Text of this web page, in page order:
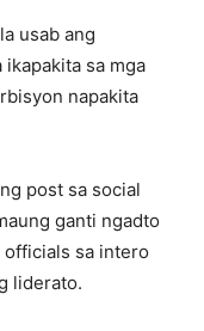
usab ang
sa mga
napakita
post sa social
ganti ngadto
officials sa intero
liderato.